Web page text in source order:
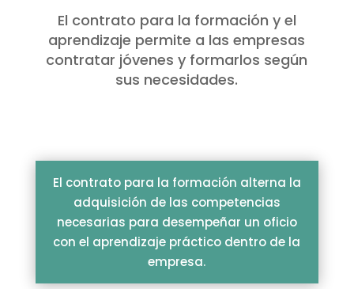
El contrato para la formación y el
aprendizaje permite a las empresas
contratar jóvenes y formarlos según
sus necesidades.
El contrato para la formación alterna la
adquisición de las competencias
necesarias para desempeñar un oficio
con el aprendizaje práctico dentro de la
empresa.